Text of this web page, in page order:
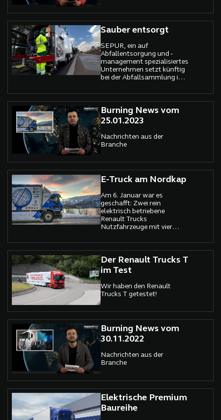
Sauber entsorgt
SEPUR, ein auf
Abfallentsorgung und -
management spezialisiertes
Unternehmen setzt künftig
bei der Abfallsammlung im
auf 18 Renault Trucks E-
Tech D Wide. Diese zu 100%
elektrisch betriebenen
Kipplaster werden bereits in
der französischen
Hauptstadt genutzt, um
den Müll der 180.000
Einwohner des
emissionsfrei und ohne
Lärmbelästigung
einzusammeln.
Burning News vom
25.01.2023
Nachrichten aus der
Branche
E-Truck am Nordkap
Am 6. Januar war es
geschafft: Zwei rein
elektrisch betriebene
Renault Trucks
Nutzfahrzeuge mit vier
Nutzfahrzeuge AG
(Schmerikon) kamen im
Rahmen der
eNordkappChallenge
2022/23 am ersehnten Ziel
an. «Ein großartiges
Gefühl», sagt Fahrer Erich
Hofmann.
Der Renault Trucks T
im Test
Wir haben den Renault
Trucks T getestet!
Burning News vom
30.11.2022
Nachrichten aus der
Branche
Elektrische Premium
Baureihe